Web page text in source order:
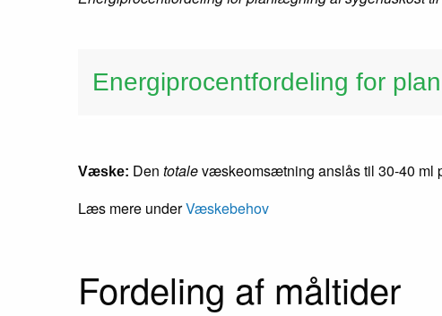
Energiprocentfordeling for
Væske: Den totalevæskeomsætning anslås til 30-40 ml
Læs mere underVæskebehov
Fordeling af måltider